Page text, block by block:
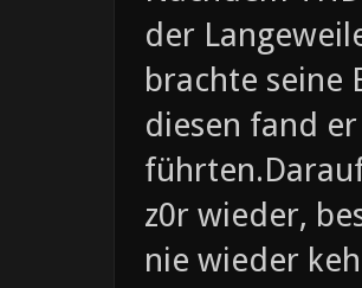
der
brachte seine
diesen fand
z0r wieder,
nie wieder